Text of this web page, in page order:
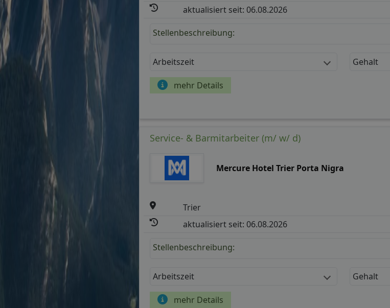
aktualisiert seit: 06.08.2026
Stellenbeschreibung:
Arbeitszeit Gehalt
mehr Details
Service- & Barmitarbeiter (m/ w/ d)
Mercure Hotel Trier Porta Nigra
Trier
aktualisiert seit: 06.08.2026
Stellenbeschreibung:
Arbeitszeit Gehalt
mehr Details